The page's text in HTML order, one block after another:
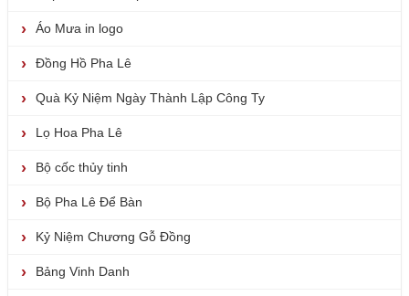
Áo Mưa in logo
Đồng Hồ Pha Lê
Quà Kỷ Niệm Ngày Thành Lập Công Ty
Lọ Hoa Pha Lê
Bộ cốc thủy tinh
Bộ Pha Lê Để Bàn
Kỷ Niệm Chương Gỗ Đồng
Bảng Vinh Danh